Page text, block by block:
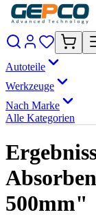
Autoteile
Werkzeuge
Nach Marke
Alle Kategorien
500mm"